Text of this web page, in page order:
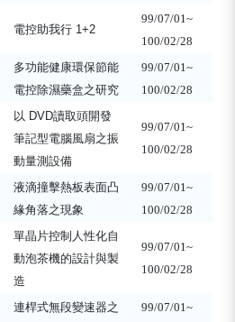
電控助我行 1+2
99/07/01~
100/02/28
多功能健康環保節能
電控除濕藥盒之研究
99/07/01~
100/02/28
以 DVD讀取頭開發
筆記型電腦風扇之振
動量測設備
99/07/01~
100/02/28
液滴撞擊熱板表面凸
緣角落之現象
99/07/01~
100/02/28
單晶片控制人性化自
動泡茶機的設計與製
造
99/07/01~
100/02/28
連桿式無段變速器之
99/07/01~